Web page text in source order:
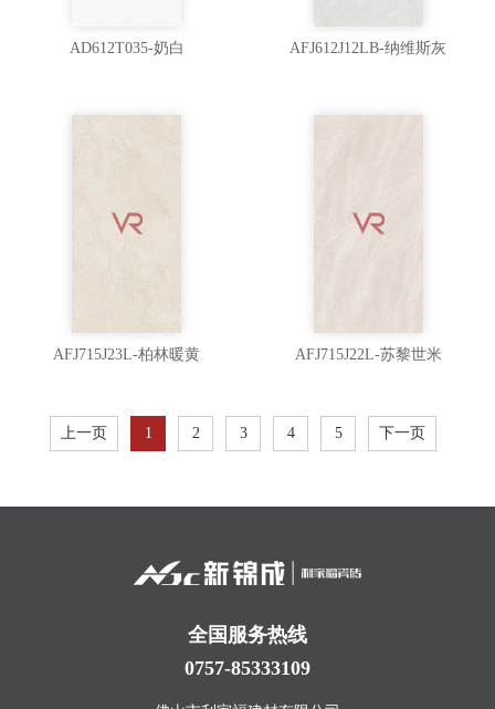
AD612T035-奶白 AFJ612J12LB-纳维斯灰
AFJ715J23L-柏林暖黄 AFJ715J22L-苏黎世米
上一页 1 2 3 4 5 下一页
全国服务热线
0757-85333109